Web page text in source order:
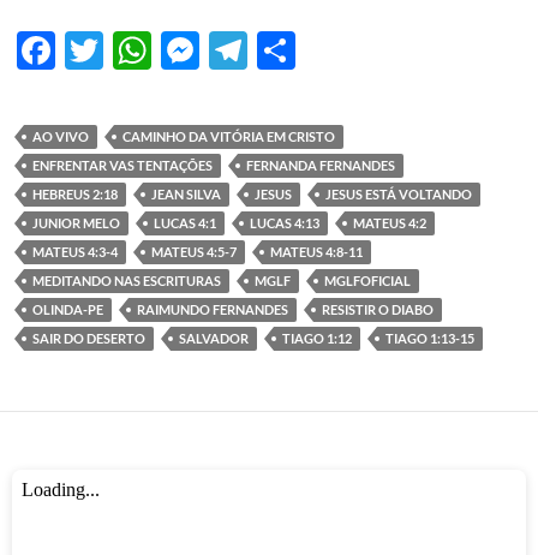
F
e
b
o
o
k
T
itt
er
W
at
s
A
p
p
M
se
n
g
er
T
e
gr
a
m
ar
e
AO VIVO
CAMINHO DA VITÓRIA EM CRISTO
ENFRENTAR VAS TENTAÇÕES
FERNANDA FERNANDES
HEBREUS 2:18
JEAN SILVA JESUS
JESUS ESTÁ VOLTANDO
JUNIOR MELO
LUCAS 4:1 LUCAS 4:13
MATEUS 4:2
MATEUS 4:3-4
MATEUS 4:5-7
MATEUS 4:8-11
MEDITANDO NAS ESCRITURAS
MGLF
MGLFOFICIAL
OLINDA-PE
RAIMUNDO FERNANDES
RESISTIR O DIABO
SAIR DO DESERTO
SALVADOR TIAGO 1:12 TIAGO 1:13-15